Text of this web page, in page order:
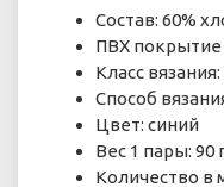
Состав: 60%
ПВХ покрытие
Класс вязания:
Способ
Цвет: синий
Вес 1 пары: 90
Количество в